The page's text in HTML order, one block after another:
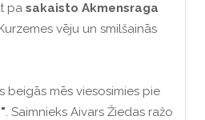
pa sakaisto Akmensraga
vēju un smilšainās
beigās mēs viesosimies pie
. Saimnieks Aivars Žiedas ražo